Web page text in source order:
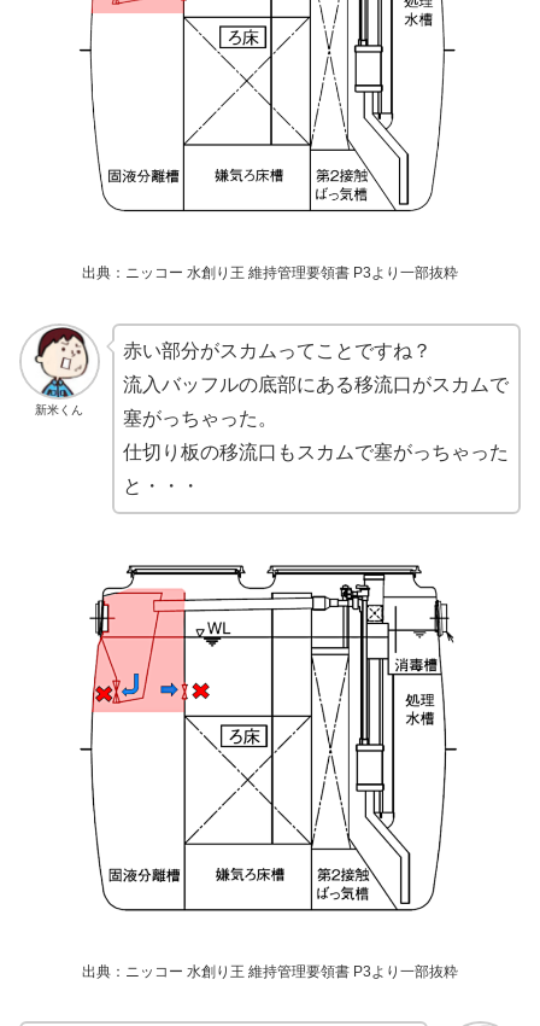
出典： ニッコー 水創り王 維持管理要領書 P3より一部抜粋
新米くん
赤い部分がスカムってことですね？
流入バッフルの底部にある移流口がスカムで
塞がっちゃった。
仕切り板の移流口もスカムで塞がっちゃった
と・・・
出典：ニッコー 水創り王 維持管理要領書 P3より一部抜粋